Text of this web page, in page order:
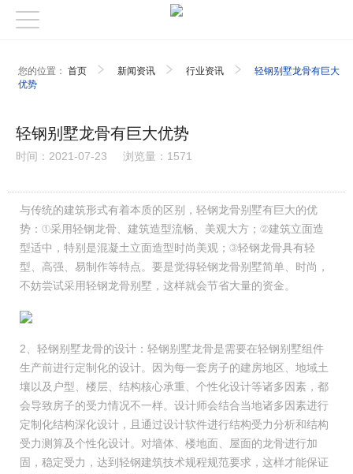
您的位置： 首页 新闻资讯 行业资讯
轻钢别墅龙骨有巨大
优势
轻钢别墅龙骨有巨大优势
时间：2021-07-23 浏览量：1571
与传统的建筑形式有着本质的区别，轻钢龙骨别墅有巨大的优
势：①采用轻钢龙骨、建筑造型流畅、美观大方；②建筑立面造
型适中，特别是混凝土立面造型时尚美观；③轻钢龙骨具有轻
型、高强、易制作等特点。要是觉得轻钢龙骨别墅简单、时尚，
不妨尝试采用轻钢龙骨别墅，这样就会节省大量的资金。
2、轻钢别墅龙骨的设计：轻钢别墅龙骨是需要在轻钢别墅组件
生产前进行定制化的设计。因为每一套房子的建房地区、地域土
壤以及户型、楼层、结构核心承重、个性化设计等诸多因素，都
会导致房子的受力情况不一样。设计师会结合当地诸多因素进行
定制化结构深化设计，且通过设计软件进行结构受力分析和结构
受力测算及个性化设计。对墙体、楼地面、屋面的龙骨进行加
固，稳定受力，达到轻钢建筑技术规程规范要求，这样才能保证